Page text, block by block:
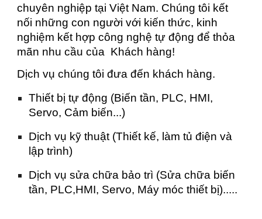
chuyên nghiệp tại Việt Nam. Chúng tôi kết
nối những con người với kiến thức, kinh
nghiệm kết hợp công nghệ tự động để thỏa
mãn nhu cầu của Khách hàng!
Dịch vụ chúng tôi đưa đến khách hàng.
Thiết bị tự động (Biến tần, PLC, HMI,
Servo, Cảm biến...)
Dịch vụ kỹ thuật (Thiết kế, làm tủ điện và
lập trình)
Dịch vụ sửa chữa bảo trì (Sửa chữa biến
tần, PLC,HMI, Servo, Máy móc thiết bị).....